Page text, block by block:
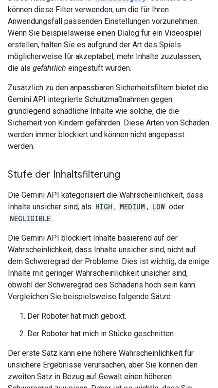
können diese Filter verwenden, um die für Ihren
Anwendungsfall passenden Einstellungen vorzunehmen.
Wenn Sie beispielsweise einen Dialog für ein Videospiel
erstellen, halten Sie es aufgrund der Art des Spiels
möglicherweise für akzeptabel, mehr Inhalte zuzulassen,
die als gefährlich eingestuft wurden.
Zusätzlich zu den anpassbaren Sicherheitsfiltern bietet die
Gemini API integrierte Schutzmaßnahmen gegen
grundlegend schädliche Inhalte wie solche, die die
Sicherheit von Kindern gefährden. Diese Arten von Schäden
werden immer blockiert und können nicht angepasst
werden.
Stufe der Inhaltsfilterung
Die Gemini API kategorisiert die Wahrscheinlichkeit, dass
Inhalte unsicher sind, als HIGH , MEDIUM , LOW oder
NEGLIGIBLE .
Die Gemini API blockiert Inhalte basierend auf der
Wahrscheinlichkeit, dass Inhalte unsicher sind, nicht auf
dem Schweregrad der Probleme. Dies ist wichtig, da einige
Inhalte mit geringer Wahrscheinlichkeit unsicher sind,
obwohl der Schweregrad des Schadens hoch sein kann.
Vergleichen Sie beispielsweise folgende Sätze:
Der Roboter hat mich geboxt.
Der Roboter hat mich in Stücke geschnitten.
Der erste Satz kann eine höhere Wahrscheinlichkeit für
unsichere Ergebnisse verursachen, aber Sie können den
zweiten Satz in Bezug auf Gewalt einen höheren